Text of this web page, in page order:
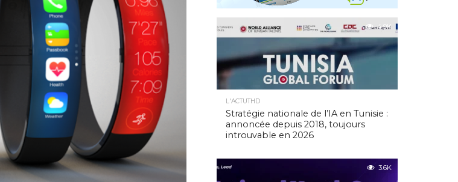
4.9K
L'ACTUTHD
Stratégie nationale de l’IA en Tunisie :
annoncée depuis 2018, toujours
introuvable en 2026
3.6K